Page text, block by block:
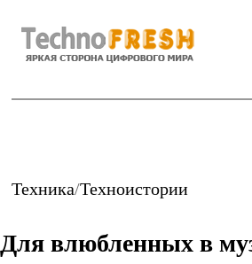
Техника/Техноистории
Для влюбленных в